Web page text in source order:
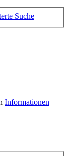
Suche
Informationen